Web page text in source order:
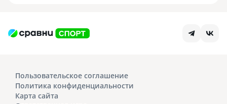
Пользовательское соглашение
Политика конфиденциальности
Карта сайта